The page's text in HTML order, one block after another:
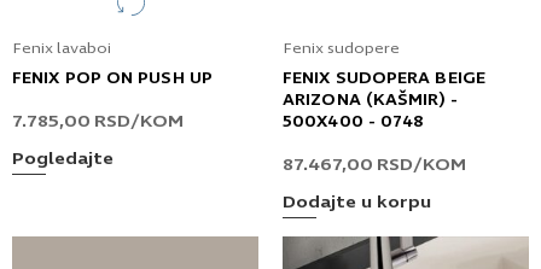
Fenix lavaboi
FENIX POP ON PUSH UP
7.785,00 RSD/KOM
Pogledajte
Fenix sudopere
FENIX SUDOPERA BEIGE
ARIZONA (KAŠMIR) -
500X400 - 0748
87.467,00 RSD/KOM
Dodajte u korpu